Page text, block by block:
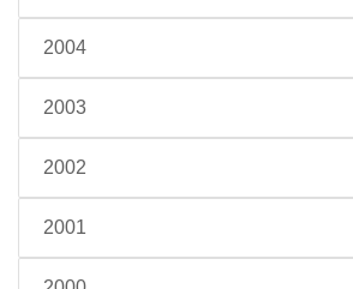
2004
2003
2002
2001